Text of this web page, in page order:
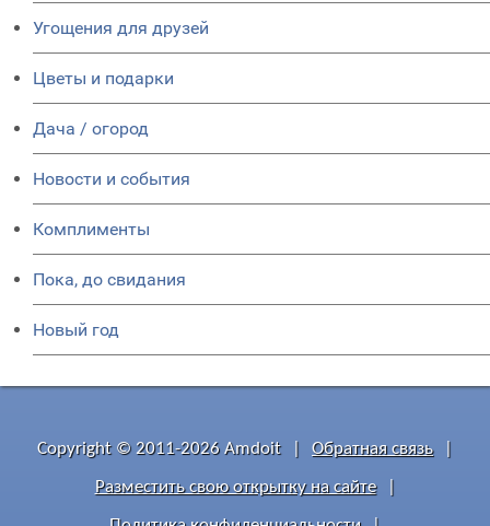
Угощения для друзей
Цветы и подарки
Дача / огород
Новости и события
Комплименты
Пока, до свидания
Новый год
Copyright © 2011-2026 Amdoit Обратная связь
Разместить свою открытку на сайте